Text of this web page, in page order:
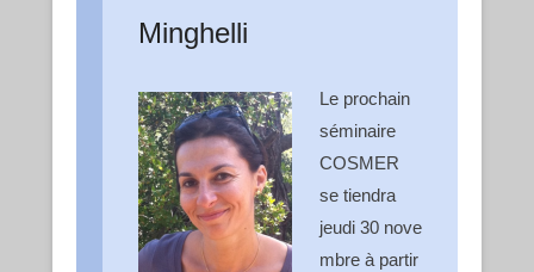
Minghelli
Le prochain
séminaire
COSMER
se tiendra
jeudi 30 nove
mbre à partir